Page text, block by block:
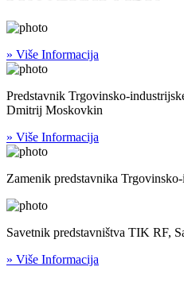
» Više Informacija
Predstavnik Trgovinsko-
Dmitrij Moskovkin
» Više Informacija
Zamenik predstavnika
Savetnik predstavništva TIK RF,
» Više Informacija